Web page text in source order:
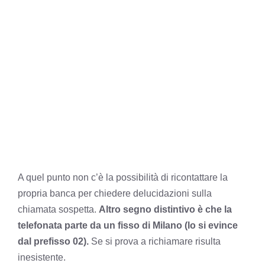
A quel punto non c’è la possibilità di ricontattare la
propria banca per chiedere delucidazioni sulla
chiamata sospetta. Altro segno distintivo è che la
telefonata parte da un fisso di Milano (lo si evince
dal prefisso 02). Se si prova a richiamare risulta
inesistente.